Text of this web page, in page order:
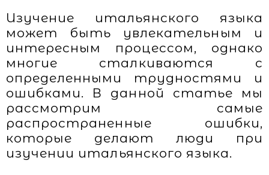
Изучение итальянского языка
может быть увлекательным и
интересным процессом, однако
многие сталкиваются с
определенными трудностями и
ошибками. В данной статье мы
рассмотрим самые
распространенные ошибки,
которые делают люди при
изучении итальянского языка.